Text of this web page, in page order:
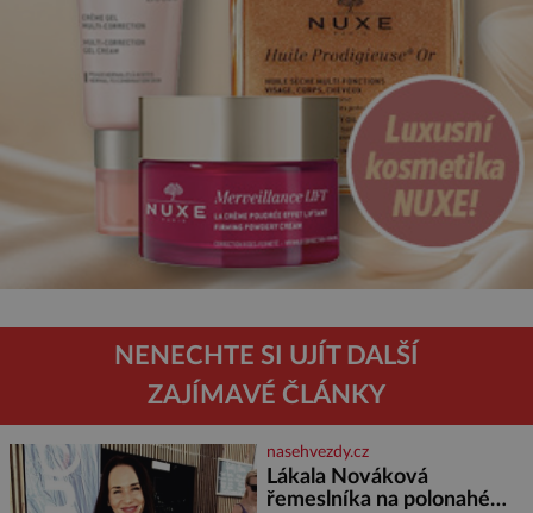
NENECHTE SI UJÍT DALŠÍ
ZAJÍMAVÉ ČLÁNKY
nasehvezdy.cz
Lákala Nováková
řemeslníka na polonahé